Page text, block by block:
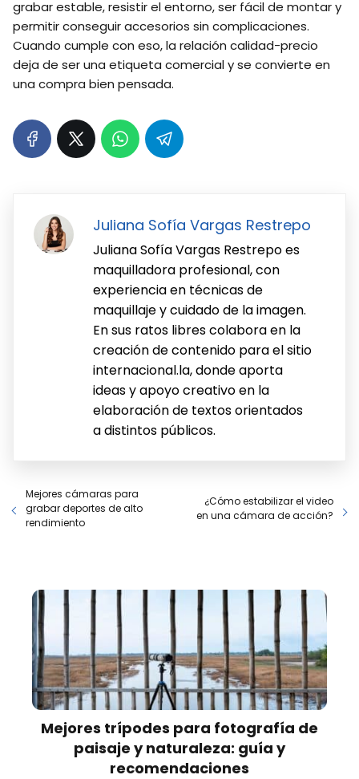
grabar estable, resistir el entorno, ser fácil de montar y
permitir conseguir accesorios sin complicaciones.
Cuando cumple con eso, la relación calidad-precio
deja de ser una etiqueta comercial y se convierte en
una compra bien pensada.
Juliana Sofía Vargas Restrepo
Juliana Sofía Vargas Restrepo es
maquilladora profesional, con
experiencia en técnicas de
maquillaje y cuidado de la imagen.
En sus ratos libres colabora en la
creación de contenido para el sitio
internacional.la, donde aporta
ideas y apoyo creativo en la
elaboración de textos orientados
a distintos públicos.
Mejores cámaras para
grabar deportes de alto
rendimiento
¿Cómo estabilizar el video
en una cámara de acción?
Mejores trípodes para fotografía de
paisaje y naturaleza: guía y
recomendaciones